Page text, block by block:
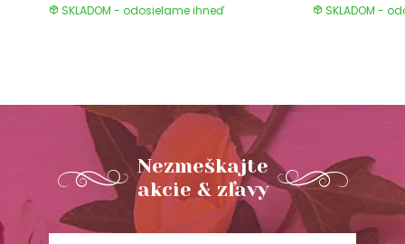
SKLADOM - odosielame ihneď SKLADOM -
Nezmeškajte
akcie & zľavy